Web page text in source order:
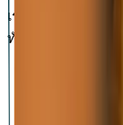
เรามีซอฟต์แวร์ที่
ทักษะดนตรีของคุณ